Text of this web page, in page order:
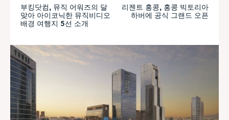
부킹닷컴, 뮤직 어워즈의 달
맞아 아이코닉한 뮤직비디오
배경 여행지 5선 소개
리젠트 홍콩, 홍콩 빅토리아
하버에 공식 그랜드 오픈